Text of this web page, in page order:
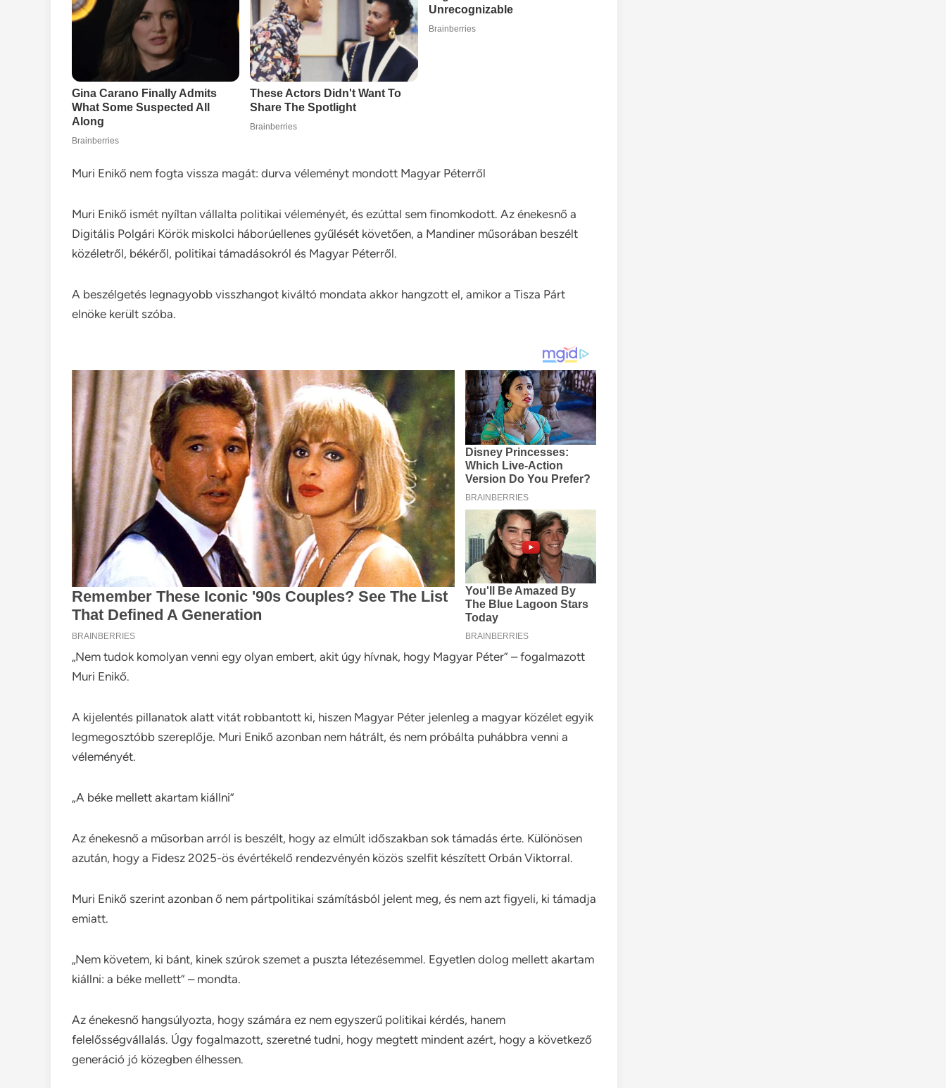
Muri Enikő nem fogta vissza magát: durva véleményt mondott Magyar Péterről
Muri Enikő ismét nyíltan vállalta politikai véleményét, és ezúttal sem finomkodott. Az énekesnő a
Digitális Polgári Körök miskolci háborúellenes gyűlését követően, a Mandiner műsorában beszélt
közéletről, békéről, politikai támadásokról és Magyar Péterről.
A beszélgetés legnagyobb visszhangot kiváltó mondata akkor hangzott el, amikor a Tisza Párt
elnöke került szóba.
„Nem tudok komolyan venni egy olyan embert, akit úgy hívnak, hogy Magyar Péter” – fogalmazott
Muri Enikő.
A kijelentés pillanatok alatt vitát robbantott ki, hiszen Magyar Péter jelenleg a magyar közélet egyik
legmegosztóbb szereplője. Muri Enikő azonban nem hátrált, és nem próbálta puhábbra venni a
véleményét.
„A béke mellett akartam kiállni”
Az énekesnő a műsorban arról is beszélt, hogy az elmúlt időszakban sok támadás érte. Különösen
azután, hogy a Fidesz 2025-ös évértékelő rendezvényén közös szelfit készített Orbán Viktorral.
Muri Enikő szerint azonban ő nem pártpolitikai számításból jelent meg, és nem azt figyeli, ki támadja
emiatt.
„Nem követem, ki bánt, kinek szúrok szemet a puszta létezésemmel. Egyetlen dolog mellett akartam
kiállni: a béke mellett” – mondta.
Az énekesnő hangsúlyozta, hogy számára ez nem egyszerű politikai kérdés, hanem
felelősségvállalás. Úgy fogalmazott, szeretné tudni, hogy megtett mindent azért, hogy a következő
generáció jó közegben élhessen.